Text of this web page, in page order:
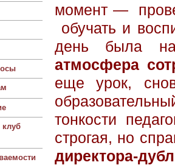
момент —
обучать и
день была
атмосфера
еще урок,
тонкости
строгая, но
директора-